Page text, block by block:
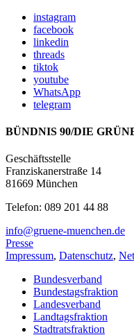
instagram
facebook
linkedin
threads
tiktok
youtube
WhatsApp
telegram
BÜNDNIS 90/DIE
Geschäftsstelle
Franziskanerstraße 14
81669 München
Telefon: 089 201 44 88
info@gruene-muenchen.de
Presse
Impressum, Datenschutz,
Bundesverband
Bundestagsfraktion
Landesverband
Landtagsfraktion
Stadtratsfraktion